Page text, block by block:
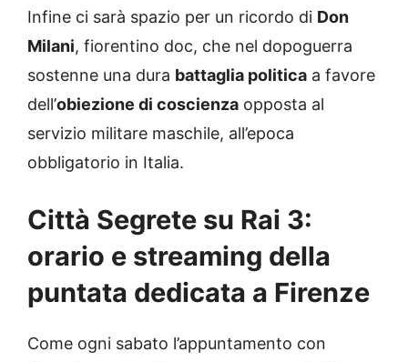
Infine ci sarà spazio per un ricordo di Don
Milani, fiorentino doc, che nel dopoguerra
sostenne una dura battaglia politica a favore
dell’obiezione di coscienza opposta al
servizio militare maschile, all’epoca
obbligatorio in Italia.
Città Segrete su Rai 3:
orario e streaming della
puntata dedicata a Firenze
Come ogni sabato l’appuntamento con